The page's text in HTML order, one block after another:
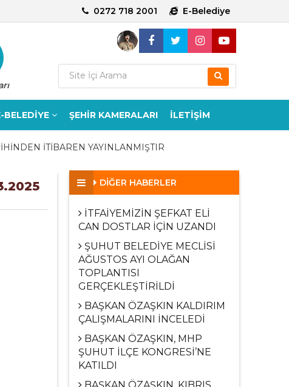
0272 718 2001 E-Belediye
BELEDİYE ŞEHİR KAMERALARI İLETİŞİM
İTİBAREN YAYINLANMIŞTIR
DİĞER HABERLER
İTFAİYEMİZİN ŞEFKAT ELİ
CAN DOSTLAR İÇİN UZANDI
ŞUHUT BELEDİYE MECLİSİ
AĞUSTOS AYI OLAĞAN
TOPLANTISI
GERÇEKLEŞTİRİLDİ
BAŞKAN ÖZAŞKIN KALDIRIM
ÇALIŞMALARINI İNCELEDİ
BAŞKAN ÖZAŞKIN, MHP
ŞUHUT İLÇE KONGRESİ’NE
KATILDI
BAŞKAN ÖZAŞKIN, KIBRIS